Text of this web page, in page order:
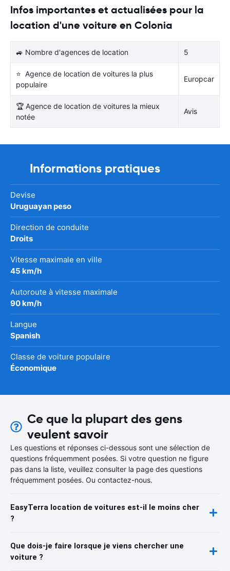
Infos importantes et actualisées pour la
location d'une voiture en Colonia
🚙 Nombre d'agences de location 5
⭐ Agence de location de voitures la plus
populaire
Europcar
🏆 Agence de location de voitures la mieux
notée
Avis
Informations pratiques
Devise
Uruguayan peso
Direction de conduite
Droits
Vitesse maximale en ville
45 km/h
Autoroute à vitesse maximale
90 km/h
Langue
Spanish
Classe de voiture populaire
Économique
Ce que la plupart des gens
veulent savoir
Les questions et réponses ci-dessous sont une sélection de
questions fréquemment posées. Si votre question ne figure
pas dans la liste, veuillez consulter la page des questions
fréquemment posées. Ou contactez-nous.
EasyTerra location de voitures est-il le moins cher
?
Que dois-je faire lorsque je viens chercher une
voiture ?